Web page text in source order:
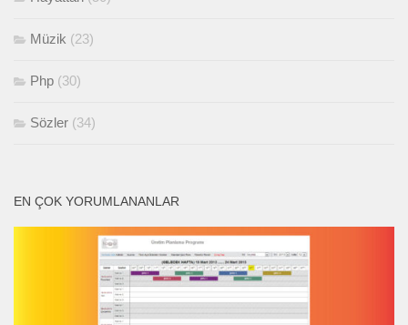
Müzik (23)
Php (30)
Sözler (34)
EN ÇOK YORUMLANANLAR